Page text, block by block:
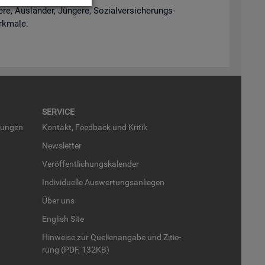
Aus­län­der, Jün­ge­re, So­zi­al­ver­si­che­rungs­
SER­VICE
Kon­takt, Feed­back und Kri­tik
News­let­ter
Ver­öf­fent­li­chungs­ka­len­der
In­di­vi­du­el­le Aus­wer­tungs­an­lie­gen
Über uns
English Site
Hin­wei­se zur Quel­len­an­ga­be und Zi­tie­
rung (PDF, 132KB)